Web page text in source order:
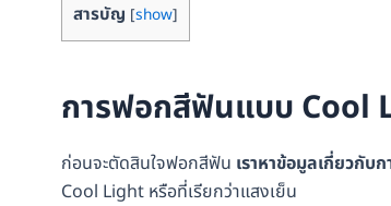
สารบัญ [show]
การฟอกสีฟันแบบ Cool
ก่อนจะตัดสินใจฟอกสีฟัน เราหาข้อมูลเกี่ยวกับ
Cool Light หรือที่เรียกว่าแสงเย็น